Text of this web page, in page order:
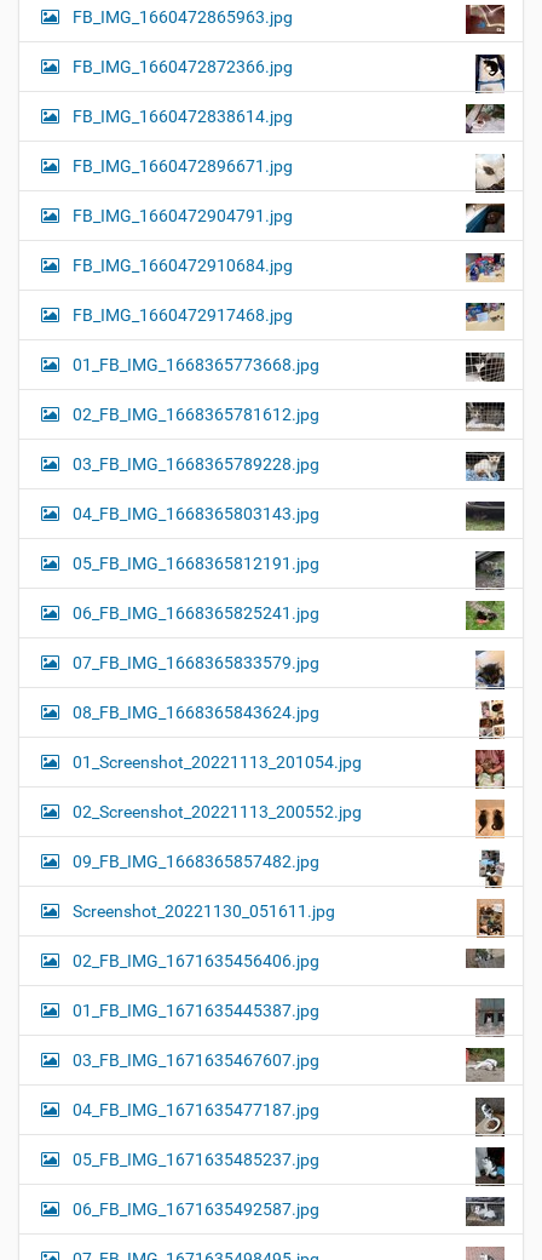
FB_IMG_1660472865963.jpg
FB_IMG_1660472872366.jpg
FB_IMG_1660472838614.jpg
FB_IMG_1660472896671.jpg
FB_IMG_1660472904791.jpg
FB_IMG_1660472910684.jpg
FB_IMG_1660472917468.jpg
01_FB_IMG_1668365773668.jpg
02_FB_IMG_1668365781612.jpg
03_FB_IMG_1668365789228.jpg
04_FB_IMG_1668365803143.jpg
05_FB_IMG_1668365812191.jpg
06_FB_IMG_1668365825241.jpg
07_FB_IMG_1668365833579.jpg
08_FB_IMG_1668365843624.jpg
01_Screenshot_20221113_201054.jpg
02_Screenshot_20221113_200552.jpg
09_FB_IMG_1668365857482.jpg
Screenshot_20221130_051611.jpg
02_FB_IMG_1671635456406.jpg
01_FB_IMG_1671635445387.jpg
03_FB_IMG_1671635467607.jpg
04_FB_IMG_1671635477187.jpg
05_FB_IMG_1671635485237.jpg
06_FB_IMG_1671635492587.jpg